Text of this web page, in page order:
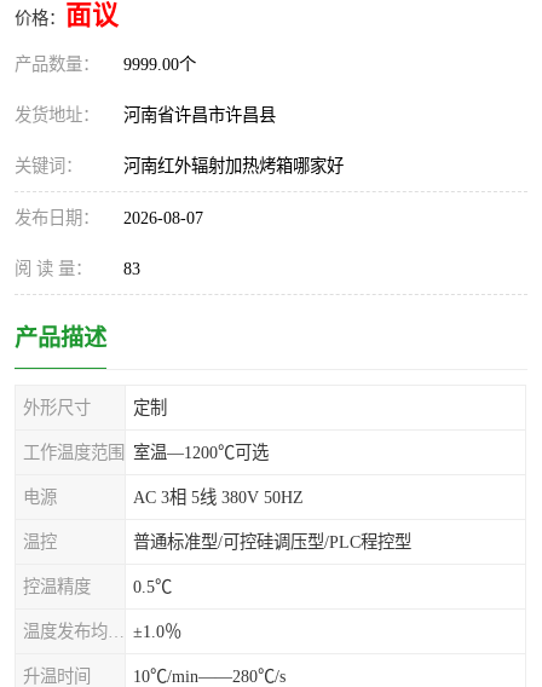
价格： 面议
产品数量： 9999.00个
发货地址： 河南省许昌市许昌县
关键词： 河南红外辐射加热烤箱哪家好
发布日期： 2026-08-07
阅 读 量： 83
产品描述
外形尺寸 定制
工作温度范围 室温—1200℃可选
电源 AC 3相 5线 380V 50HZ
温控 普通标准型/可控硅调压型/PLC程控型
控温精度 0.5℃
±1.0％
升温时间 10℃/min——280℃/s